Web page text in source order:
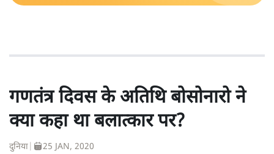
गणतंत्र दिवस के अतिथि बोसोनारो ने
क्या कहा था बलात्कार पर?
दुनिया 25 JAN, 2020